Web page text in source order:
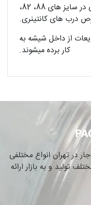
فوم سفید مخصوص درب کانتینری در سایز های 88، 82،
از داخل شیشه به
کار برده میشوند.
در تهران انواع مختلفی
تولید و به بازار ارائه